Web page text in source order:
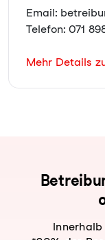
Email:
Telefon: 071
Mehr Details